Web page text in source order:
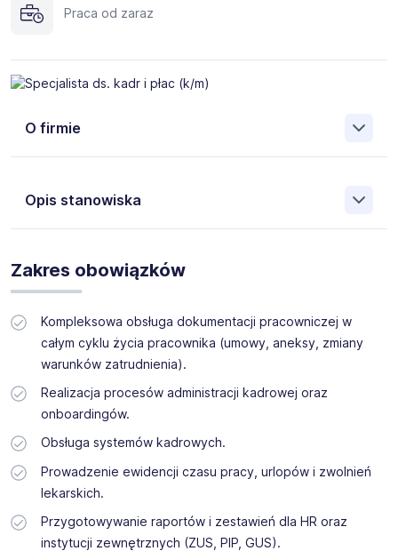
Praca od zaraz
O firmie
Opis stanowiska
osób na stanowisko: Specjalista ds. kadr i płac (k/m)
Zakres obowiązków
Kompleksowa obsługa dokumentacji pracowniczej w
całym cyklu życia pracownika (umowy, aneksy, zmiany
warunków zatrudnienia).
Realizacja procesów administracji kadrowej oraz
onboardingów.
Obsługa systemów kadrowych.
Prowadzenie ewidencji czasu pracy, urlopów i zwolnień
lekarskich.
Przygotowywanie raportów i zestawień dla HR oraz
instytucji zewnętrznych (ZUS, PIP, GUS).